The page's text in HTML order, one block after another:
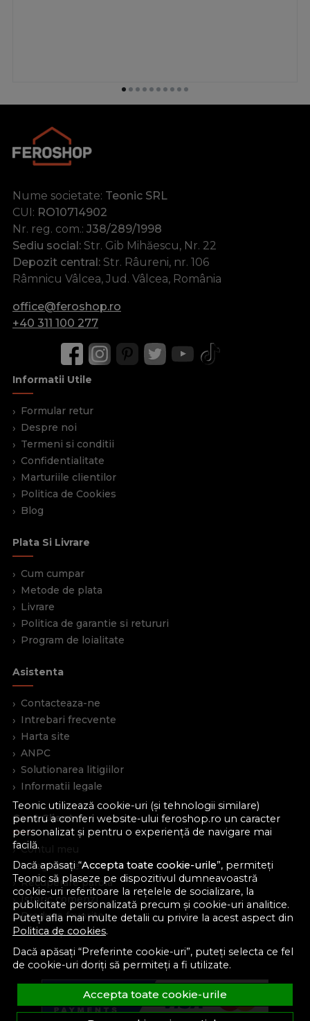
Teonic utilizează cookie-uri (și tehnologii similare)
pentru a conferi website-ului feroshop.ro un caracter
personalizat și pentru o experiență de navigare mai
facilă.
Dacă apăsați “Accepta toate cookie-urile”, permiteți
Teonic să plaseze pe dispozitivul dumneavoastră
cookie-uri referitoare la rețelele de socializare, la
publicitate personalizată precum și cookie-uri analitice.
Puteți afla mai multe detalii cu privire la acest aspect din
Politica de cookies.
Dacă apăsați “Preferinte cookie-uri”, puteți selecta ce fel
de cookie-uri doriți să permiteți a fi utilizate.
Accepta toate cookie-urile
Nume societate: Teonic SRL
CUI: RO10714902
Nr. reg. com.: J38/289/1998
Sediu social: Str. Gib Mihăescu, Nr. 22
Depozit central: Str. Râureni, nr. 106
Râmnicu Vâlcea, Jud. Vâlcea, România
office@feroshop.ro
+40 311 100 277
Informatii Utile
Formular retur
Despre noi
Termeni si conditii
Confidentialitate
Marturiile clientilor
Politica de Cookies
Blog
Plata Si Livrare
Cum cumpar
Metode de plata
Livrare
Politica de garantie si retururi
Program de loialitate
Asistenta
Contacteaza-ne
Intrebari frecvente
Harta site
ANPC
Solutionarea litigiilor
Informatii legale
Cont Client
Contul meu
Inregistrare
Recuperare parola
Istoric comenzi
Produse favorite
Devino partener